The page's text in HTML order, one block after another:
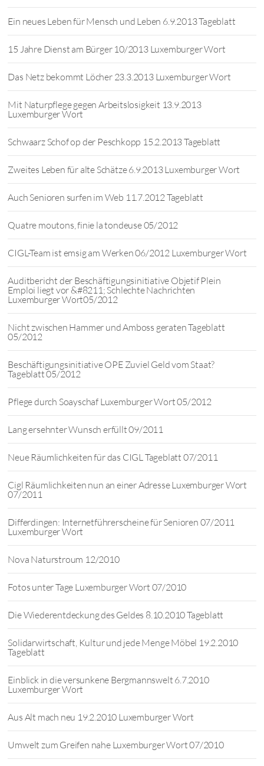
Ein neues Leben für Mensch und Leben 6.9.2013 Tageblatt
15 Jahre Dienst am Bürger 10/2013 Luxemburger Wort
Das Netz bekommt Löcher 23.3.2013 Luxemburger Wort
Mit Naturpflege gegen Arbeitslosigkeit 13.9.2013
Luxemburger Wort
Schwaarz Schof op der Peschkopp 15.2.2013 Tageblatt
Zweites Leben für alte Schätze 6.9.2013 Luxemburger Wort
Auch Senioren surfen im Web 11.7.2012 Tageblatt
Quatre moutons, finie la tondeuse 05/2012
CIGL-Team ist emsig am Werken 06/2012 Luxemburger Wort
Auditbericht der Beschäftigungsinitiative Objetif Plein
Emploi liegt vor &#8211; Schlechte Nachrichten
Luxemburger Wort05/2012
Nicht zwischen Hammer und Amboss geraten Tageblatt
05/2012
Beschäftigungsinitiative OPE Zuviel Geld vom Staat?
Tageblatt 05/2012
Pflege durch Soayschaf Luxemburger Wort 05/2012
Lang ersehnter Wunsch erfüllt 09/2011
Neue Räumlichkeiten für das CIGL Tageblatt 07/2011
Cigl Räumlichkeiten nun an einer Adresse Luxemburger Wort
07/2011
Differdingen: Internetführerscheine für Senioren 07/2011
Luxemburger Wort
Nova Naturstroum 12/2010
Fotos unter Tage Luxemburger Wort 07/2010
Die Wiederentdeckung des Geldes 8.10.2010 Tageblatt
Solidarwirtschaft, Kultur und jede Menge Möbel 19.2.2010
Tageblatt
Einblick in die versunkene Bergmannswelt 6.7.2010
Luxemburger Wort
Aus Alt mach neu 19.2.2010 Luxemburger Wort
Umwelt zum Greifen nahe Luxemburger Wort 07/2010